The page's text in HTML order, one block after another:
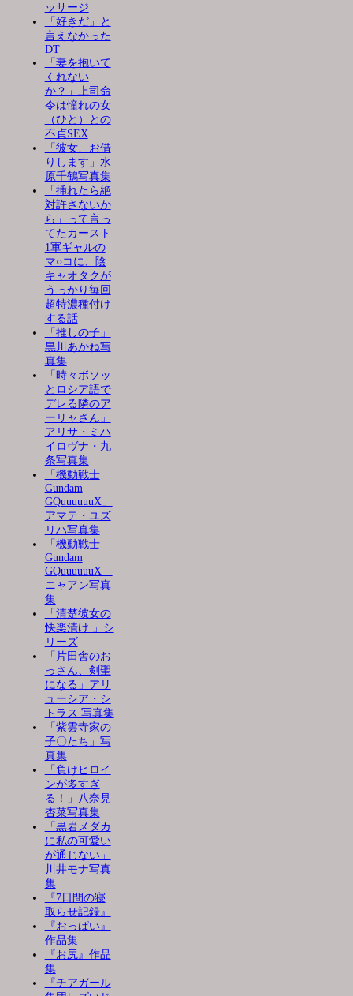
ッサージ
「好きだ」と
言えなかった
DT
「妻を抱いて
くれない
か？」上司命
令は憧れの女
（ひと）との
不貞SEX
「彼女、お借
りします」水
原千鶴写真集
「挿れたら絶
対許さないか
ら」って言っ
てたカースト
1軍ギャルの
マ○コに、陰
キャオタクが
うっかり毎回
超特濃種付け
する話
「推しの子」
黒川あかね写
真集
「時々ボソッ
とロシア語で
デレる隣のア
ーリャさん」
アリサ・ミハ
イロヴナ・九
条写真集
「機動戦士
Gundam
GQuuuuuuX」
アマテ・ユズ
リハ写真集
「機動戦士
Gundam
GQuuuuuuX」
ニャアン写真
集
「清楚彼女の
快楽漬け 」シ
リーズ
「片田舎のお
っさん、剣聖
になる」アリ
ューシア・シ
トラス 写真集
「紫雲寺家の
子〇たち」写
真集
「負けヒロイ
ンが多すぎ
る！」八奈見
杏菜写真集
「黒岩メダカ
に私の可愛い
が通じない」
川井モナ写真
集
『7日間の寝
取らせ記録』
『おっぱい』
作品集
『お尻』作品
集
『チアガール